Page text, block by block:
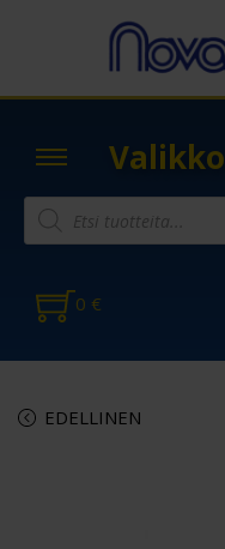
Valikko
0 €
EDELLINEN